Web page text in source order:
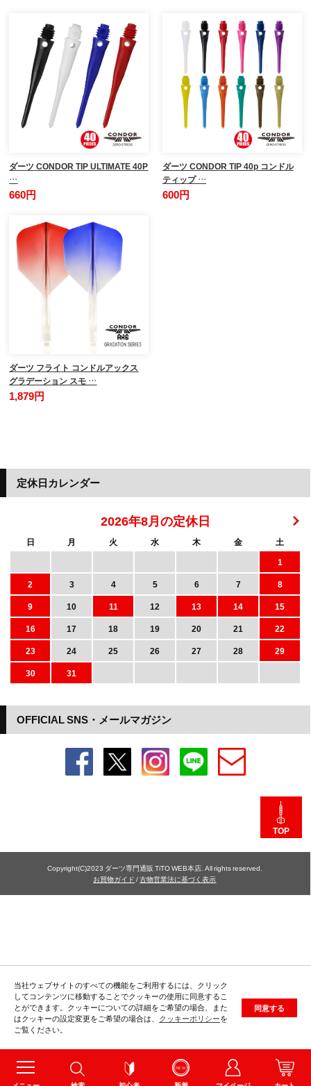
ダーツ CONDOR TIP ULTIMATE 40P
…
660円
ダーツ CONDOR TIP 40p コンドル
ティップ …
600円
ダーツ フライト コンドルアックス
グラデーション スモ …
1,879円
当社ウェブサイトのすべての機能をご利用するには、クリック
してコンテンツに移動することでクッキーの使用に同意するこ
とができます。クッキーについての詳細をご希望の場合、また
はクッキーの設定変更をご希望の場合は、 クッキーポリシーを
ご覧ください。
同意する
OFFICIAL SNS・メールマガジン
定休日カレンダー
2026年8月の定休日
日 月 火 水 木 金
土
1
2
3 4 5 6 7
8
9
10 11 12 13 14
15
16
17 18 19 20 21
22
23
24 25 26 27 28
29
30
31
TOP
Copyright(C)2023 ダーツ専門通販 TiTO WEB本店. All rights reserved.
お買物ガイド /古物営業法に基づく表示